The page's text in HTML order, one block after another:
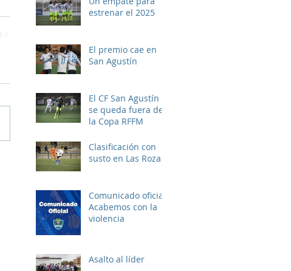
estrenar el 2025
El premio cae en
San Agustín
El CF San Agustín
se queda fuera de
la Copa RFFM
Clasificación con
susto en Las Rozas
Comunicado oficial:
Acabemos con la
violencia
Asalto al líder